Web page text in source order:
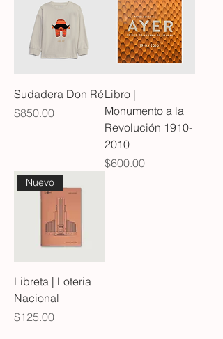
Sudadera Don Ré
Precio
$850.00
Libro |
Monumento a la
Revolución 1910-
2010
Precio
$600.00
Nuevo
Libreta | Loteria
Nacional
Precio
$125.00